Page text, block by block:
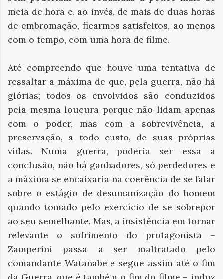
meia de hora e, ao invés, de mais de duas horas
de embromação, ficarmos satisfeitos, ao menos
com o tempo, com uma hora de filme.
Até compreendo que houve uma tentativa de
ressaltar a máxima de que, pela guerra, não há
glórias; todos os envolvidos são conduzidos
pela mesma loucura porque não lidam apenas
com o poder, mas com a sobrevivência, a
preservação, a todo custo, de suas próprias
vidas. Numa guerra, poderia ser essa a
conclusão, não há ganhadores, só perdedores e
a máxima se encaixaria na coerência de se falar
sobre o estágio de desumanização do homem
quando tomado pelo exercício de se sobrepor
ao seu semelhante. Mas, a insistência em tornar
relevante o sofrimento do protagonista –
Zamperini passa a ser maltratado pelo
comandante Watanabe e segue assim até o fim
da Guerra, que é também o fim do filme – induz